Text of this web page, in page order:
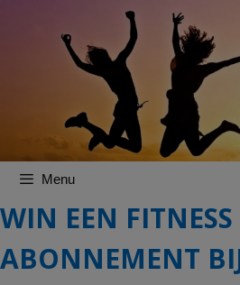
Menu
WIN EEN FITNESS
ABONNEMENT